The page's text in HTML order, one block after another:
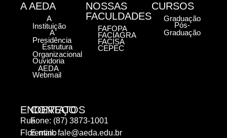
ENDEREÇO
Rua
Florentino
CONTATOS
Fone: (87) 3873-1001
E-mail:fale@aeda.edu.br
A AEDA
A
Instituição
A
Presidência
Estrutura
Organizacional
Ouvidoria
AEDA
Webmail
NOSSAS
FACULDADES
FAFOPA
FACIAGRA
FACISA
CEPEC
CURSOS
Graduação
Pós-
Graduação